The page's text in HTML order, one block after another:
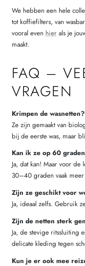
We hebben een hele
tot koffiefilters, van
vooral even hier als je
maakt.
FAQ –
VRAGEN
Krimpen de wasnetten?
Ze zijn gemaakt van
bij de eerste was, maar
Kan ik ze op 60
Ja, dat kan! Maar voor
30–40 graden vaak
Zijn ze geschikt voor
Ja, ideaal zelfs. Gebruik
Zijn de netten sterk
Ja, de stevige ritssluiting
delicate kleding tegen
Kun je er ook mee